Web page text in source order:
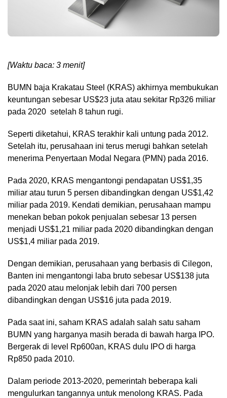
[Waktu baca: 3 menit]
BUMN baja Krakatau Steel (KRAS) akhirnya membukukan
keuntungan sebesar US$23 juta atau sekitar Rp326 miliar
pada 2020 setelah 8 tahun rugi.
Seperti diketahui, KRAS terakhir kali untung pada 2012.
Setelah itu, perusahaan ini terus merugi bahkan setelah
menerima Penyertaan Modal Negara (PMN) pada 2016.
Pada 2020, KRAS mengantongi pendapatan US$1,35
miliar atau turun 5 persen dibandingkan dengan US$1,42
miliar pada 2019. Kendati demikian, perusahaan mampu
menekan beban pokok penjualan sebesar 13 persen
menjadi US$1,21 miliar pada 2020 dibandingkan dengan
US$1,4 miliar pada 2019.
Dengan demikian, perusahaan yang berbasis di Cilegon,
Banten ini mengantongi laba bruto sebesar US$138 juta
pada 2020 atau melonjak lebih dari 700 persen
dibandingkan dengan US$16 juta pada 2019.
Pada saat ini, saham KRAS adalah salah satu saham
BUMN yang harganya masih berada di bawah harga IPO.
Bergerak di level Rp600an, KRAS dulu IPO di harga
Rp850 pada 2010.
Dalam periode 2013-2020, pemerintah beberapa kali
mengulurkan tangannya untuk menolong KRAS. Pada